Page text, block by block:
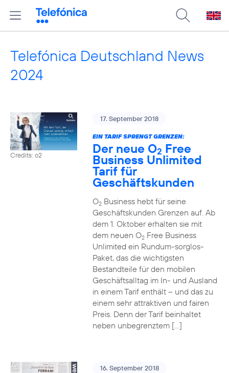
Telefónica Deutschland News
2024
Credits: o2
17. September 2018
EIN TARIF SPRENGT GRENZEN:
Der neue O2 Free
Business Unlimited
Tarif für
Geschäftskunden
O2Business hebt für seine
Geschäftskunden Grenzen auf. Ab
dem 1. Oktober erhalten sie mit
dem neuen O2Free Business
Unlimited ein Rundum-sorglos-
Paket, das die wichtigsten
Bestandteile für den mobilen
Geschäftsalltag im In- und Ausland
in einem Tarif enthält – und das zu
einem sehr attraktiven und fairen
Preis. Denn der Tarif beinhaltet
neben unbegrenztem […]
16. September 2018